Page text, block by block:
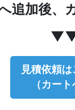
追加後、
見積依頼
（カート